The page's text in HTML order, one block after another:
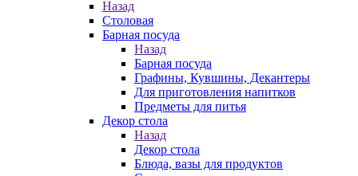
Назад
Столовая
Барная посуда
Назад
Барная посуда
Графины, Кувшины, Декантеры
Для приготовления напитков
Предметы для питья
Декор стола
Назад
Декор стола
Блюда, вазы для продуктов